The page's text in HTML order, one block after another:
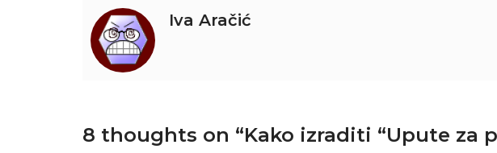
Iva Aračić
8 thoughts on “Kako izraditi “Upute za